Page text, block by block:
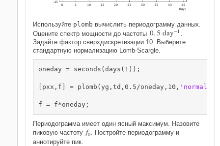
Используйте plomb вычислить периодограмму данных.
Оцените спектр мощности до частоты 0.5 day−1
Задайте фактор сверхдискретизации 10. Выберите
стандартную нормализацию Lomb-Scargle.
oneday = seconds(days(1));
[pxx,f] = plomb(yg,td,0.5/oneday,10,
f = f*oneday;
Периодограмма имеет один ясный максимум. Назовите
пиковую частоту f0 . Постройте периодограмму и
аннотируйте пик.